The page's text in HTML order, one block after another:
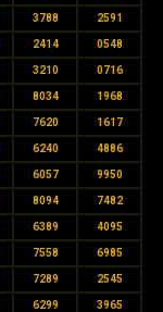
3788 2591
2414 0548
3210 0716
8034 1968
7620 1617
6240 4886
6057 9950
8094 7482
6389 4095
7558 6985
7289 2545
6299 3965